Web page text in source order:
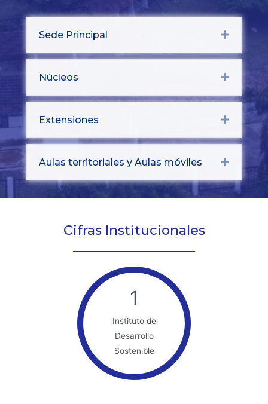
Sede Principal Expand
Núcleos Expand
Extensiones Expand
Aulas territoriales y Aulas móviles Expand
Cifras Institucionales
1
Instituto de
Desarrollo
Sostenible